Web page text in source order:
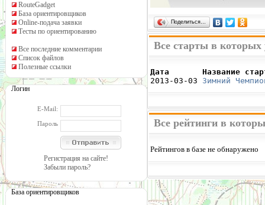
RouteGadget
База ориентировщиков
Online-подача заявки
Тесты по ориентированию
Все последние комментарии
Список файлов
Полезные ссылки
Логин
E-Mail:
Пароль
Регистрация на сайте!
Забыли пароль?
База ориентировщиков
Поделиться…
Все старты в
Дата       Название
2013-03-03 Зимний
Все рейтинги в
Рейтингов в базе не обнаружено